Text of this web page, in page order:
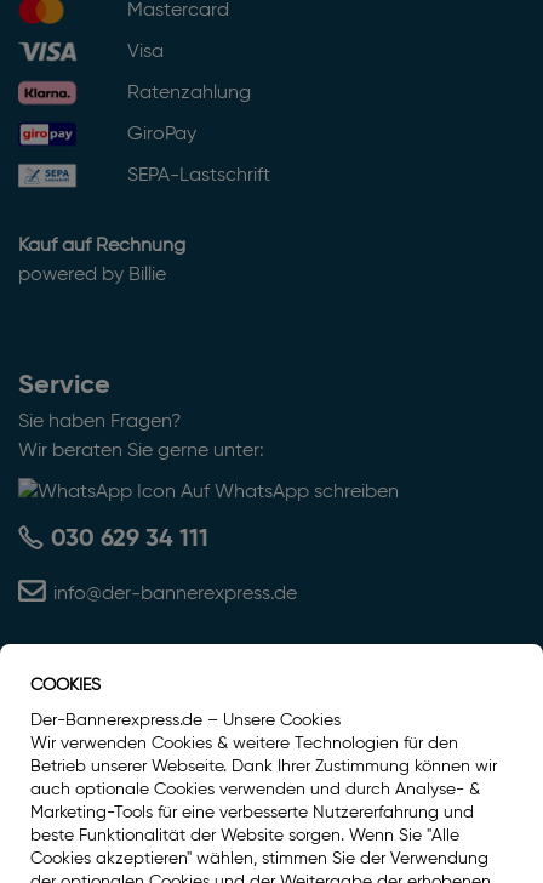
Mastercard
Visa
Ratenzahlung
GiroPay
SEPA-Lastschrift
Kauf auf Rechnung
powered by Billie
Service
Sie haben Fragen?
Wir beraten Sie gerne unter:
Auf WhatsApp schreiben
030 629 34 111
info@der-bannerexpress.de
Auszeichnung
COOKIES
Der-Bannerexpress.de – Unsere Cookies
Wir verwenden Cookies & weitere Technologien für den
Betrieb unserer Webseite. Dank Ihrer Zustimmung können wir
auch optionale Cookies verwenden und durch Analyse- &
Marketing-Tools für eine verbesserte Nutzererfahrung und
beste Funktionalität der Website sorgen. Wenn Sie "Alle
Cookies akzeptieren" wählen, stimmen Sie der Verwendung